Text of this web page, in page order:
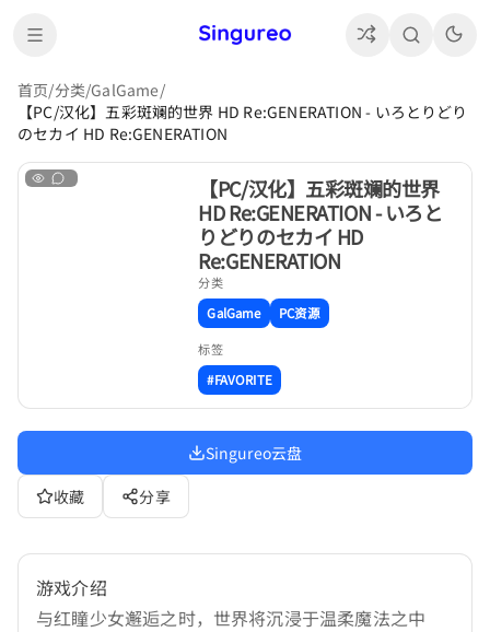
首页/分类/GalGame/
【PC/汉化】五彩斑斓的世界 HD Re:GENERATION - いろとりどり
のセカイ HD Re:GENERATION
【PC/汉化】五彩斑斓的世界
HD Re:GENERATION - いろと
りどりのセカイ HD
Re:GENERATION
分类
GalGame
PC资源
标签
#FAVORITE
Singureo云盘
收藏
分享
游戏介绍
与红瞳少女邂逅之时，世界将沉浸于温柔魔法之中